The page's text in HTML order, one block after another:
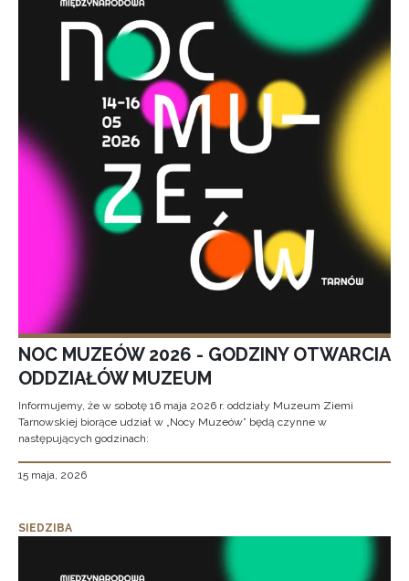
NOC MUZEÓW 2026 - GODZINY OTWARCIA
ODDZIAŁÓW MUZEUM
Informujemy, że w sobotę 16 maja 2026 r. oddziały Muzeum Ziemi
Tarnowskiej biorące udział w „Nocy Muzeów” będą czynne w
następujących godzinach:
15 maja, 2026
SIEDZIBA